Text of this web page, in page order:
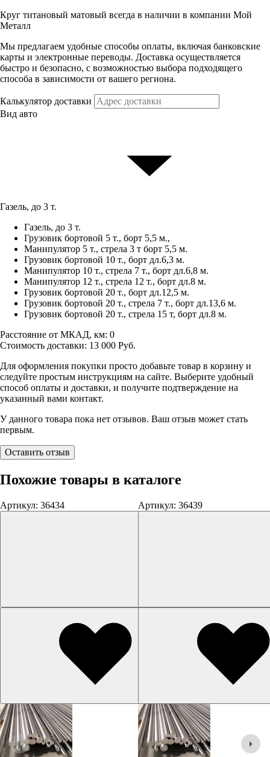
Круг титановый матовый всегда в наличии в компании Мой
Металл
Мы предлагаем удобные способы оплаты, включая банковские
карты и электронные переводы. Доставка осуществляется
быстро и безопасно, с возможностью выбора подходящего
способа в зависимости от вашего региона.
Калькулятор доставки
Вид авто
Газель, до 3 т.
Газель, до 3 т.
Грузовик бортовой 5 т., борт 5,5 м.,
Манипулятор 5 т., стрела 3 т борт 5,5 м.
Грузовик бортовой 10 т., борт дл.6,3 м.
Манипулятор 10 т., стрела 7 т., борт дл.6,8 м.
Манипулятор 12 т., стрела 12 т., борт дл.8 м.
Грузовик бортовой 20 т., борт дл.12,5 м.
Грузовик бортовой 20 т., стрела 7 т., борт дл.13,6 м.
Грузовик бортовой 20 т., стрела 15 т, борт дл.8 м.
Расстояние от МКАД, км: 0
Стоимость доставки: 13 000 Руб.
Для оформления покупки просто добавьте товар в корзину и
следуйте простым инструкциям на сайте. Выберите удобный
способ оплаты и доставки, и получите подтверждение на
указанный вами контакт.
У данного товара пока нет отзывов. Ваш отзыв может стать
первым.
Оставить отзыв
Похожие товары в каталоге
Артикул: 36434 Артикул: 36439